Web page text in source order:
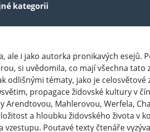
kategorii
ale i jako autorka pronikavých esejů.
si uvědomila, co mají všechna
odlišnými tématy, jako je
propagace židovské kultury v
Mahlerovou, Werfela,
a hloubku židovského života v
vzestupu. Poutavé texty čtenáře